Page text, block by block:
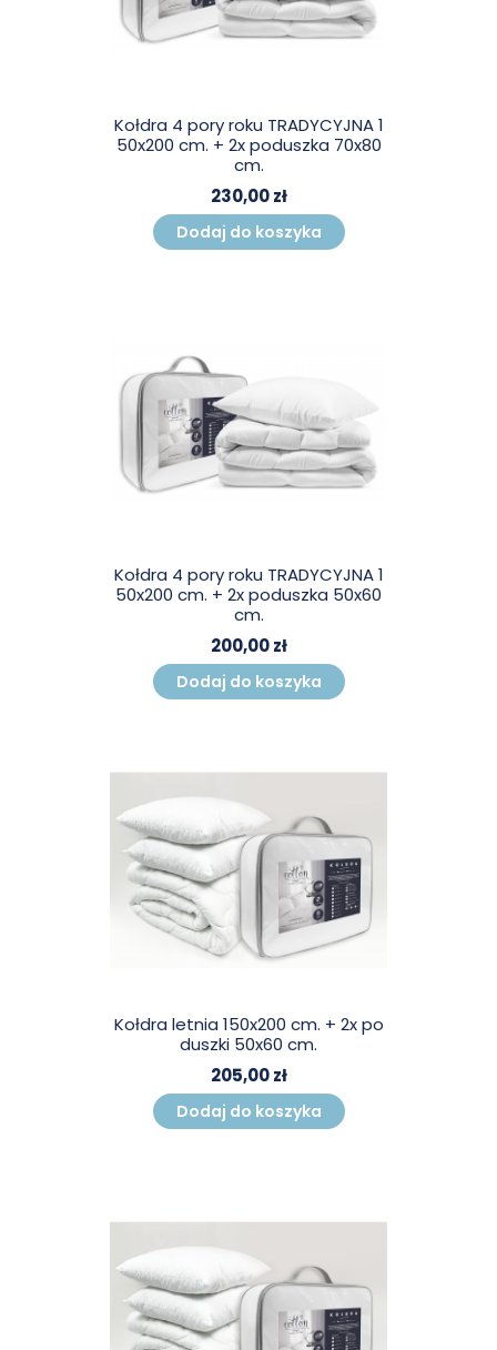
Kołdra 4 pory roku TRADYCYJNA 1
50x200 cm. + 2x poduszka 70x80
cm.
230,00 zł
Dodaj do koszyka
Kołdra 4 pory roku TRADYCYJNA 1
50x200 cm. + 2x poduszka 50x60
cm.
200,00 zł
Dodaj do koszyka
Kołdra letnia 150x200 cm. + 2x po
duszki 50x60 cm.
205,00 zł
Dodaj do koszyka